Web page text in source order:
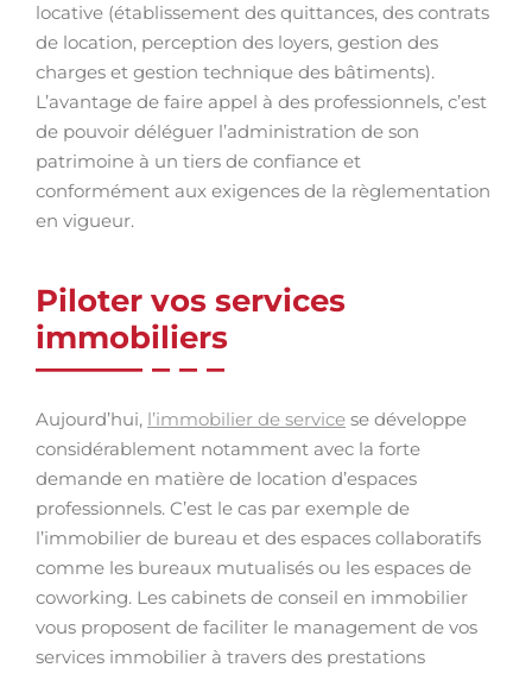
locative (établissement des quittances, des contrats
de location, perception des loyers, gestion des
charges et gestion technique des bâtiments).
L’avantage de faire appel à des professionnels, c’est
de pouvoir déléguer l’administration de son
patrimoine à un tiers de confiance et
conformément aux exigences de la règlementation
en vigueur.
Piloter vos services
immobiliers
Aujourd’hui, l’immobilier de service se développe
considérablement notamment avec la forte
demande en matière de location d’espaces
professionnels. C’est le cas par exemple de
l’immobilier de bureau et des espaces collaboratifs
comme les bureaux mutualisés ou les espaces de
coworking. Les cabinets de conseil en immobilier
vous proposent de faciliter le management de vos
services immobilier à travers des prestations